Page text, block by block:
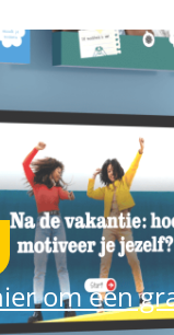
om een